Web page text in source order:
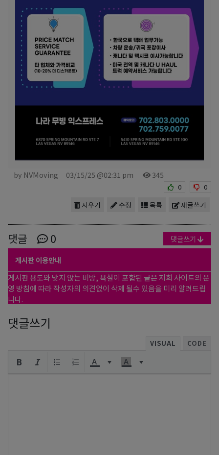
by NVMoving 03/15/25 @02:31 pm 345
0 0
새글쓰기
목록
수정
지우기
댓글 0 댓글쓰기
게시판 이용안내
게시판 용도와 맞지 않는 비방, 욕설이 포함된 글은 저희 사이트의 운
영 방침에 따라 작성자의 의견없이 삭제 될수 있음을 미리 알려드립
니다.
댓글쓰기
VISUAL CODE